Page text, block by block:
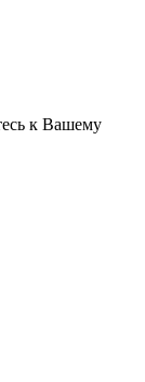
к Вашему